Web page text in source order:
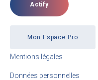
Actify
Mon Espace Pro
Mentions légales
Données personnelles